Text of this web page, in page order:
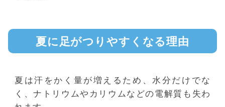
夏に足がつりやすくなる理由
夏は汗をかく量が増えるため、水分だけでな
く、ナトリウムやカリウムなどの電解質も失わ